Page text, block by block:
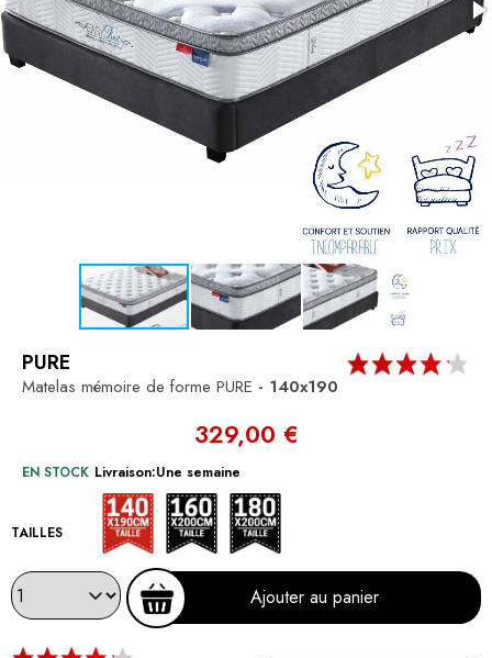
PURE
Matelas mémoire de forme PURE - 140x190
329,00 €
EN STOCK Livraison:Une semaine
TAILLES
140x190160x200180x200
Ajouter au panier